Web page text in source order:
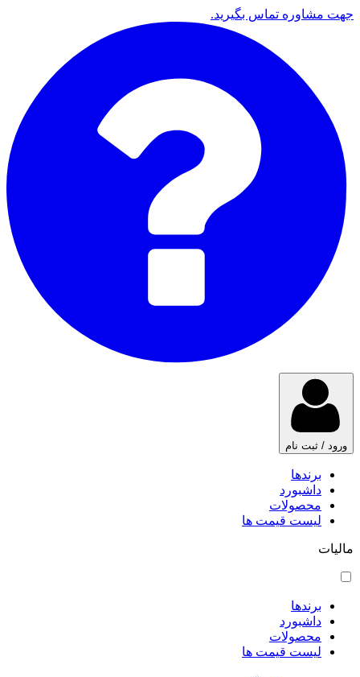
جهت مشاوره تماس بگیرید.
ورود / ثبت نام
برندها
داشبورد
محصولات
لیست قیمت ها
مالیات
برندها
داشبورد
محصولات
لیست قیمت ها